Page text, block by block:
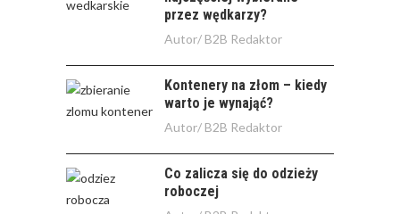
przez wędkarzy?
Autor/ B2B Redaktor
Kontenery na złom – kiedy
warto je wynająć?
Autor/ B2B Redaktor
Co zalicza się do odzieży
roboczej